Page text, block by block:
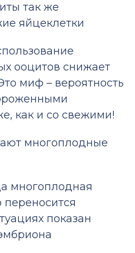
так же
яйцеклетки
ооцитов снижает
миф – вероятность
как и со свежими!
многоплодные
многоплодная
показан